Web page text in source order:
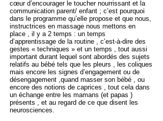
cœur d’encourager le toucher nourrissant et la
communication parent/ enfant ; c’est pourquoi
dans le programme qu’elle propose et que nous,
instructrices en massage nous mettons en
place , il y a 2 temps : un temps
d’apprentissage de la routine , c’est-à-dire des
gestes « techniques » et un temps , tout aussi
important durant lequel sont abordés des sujets
relatifs au bébé tels que les pleurs , les coliques
mais encore les signes d’engagement ou de
désengagement ,quand masser son bébé , ou
encore des notions de caprices , tout cela dans
un échange entre les mamans (et papas )
présents , et au regard de ce que disent les
neurosciences.